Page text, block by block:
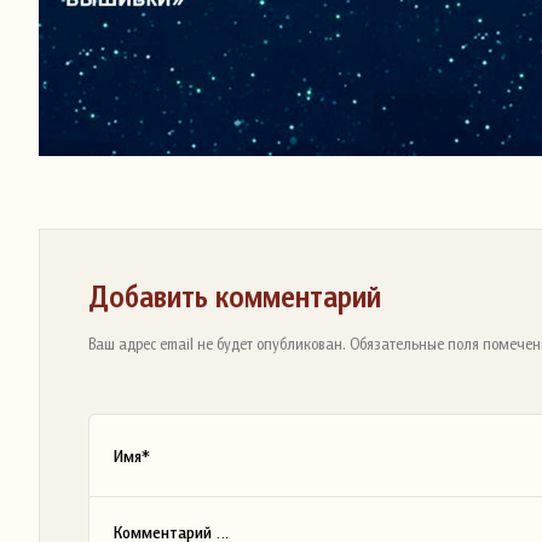
Добавить комментарий
Ваш адрес email не будет опубликован. Обязательные поля